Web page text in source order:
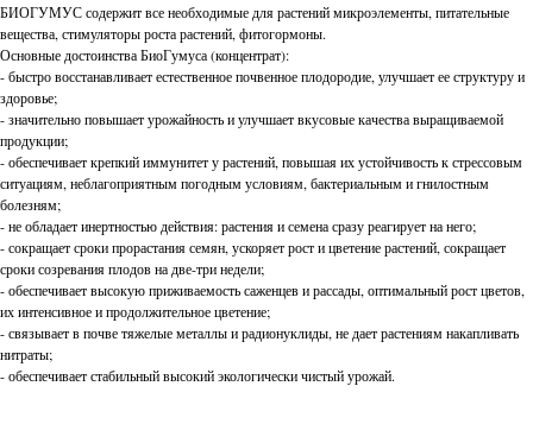
БИОГУМУС содержит все необходимые для растений микроэлементы, питательные
вещества, стимуляторы роста растений, фитогормоны.
Основные достоинства БиоГумуса (концентрат):
- быстро восстанавливает естественное почвенное плодородие, улучшает ее структуру и
здоровье;
- значительно повышает урожайность и улучшает вкусовые качества выращиваемой
продукции;
- обеспечивает крепкий иммунитет у растений, повышая их устойчивость к стрессовым
ситуациям, неблагоприятным погодным условиям, бактериальным и гнилостным
болезням;
- не обладает инертностью действия: растения и семена сразу реагирует на него;
- сокращает сроки прорастания семян, ускоряет рост и цветение растений, сокращает
сроки созревания плодов на две-три недели;
- обеспечивает высокую приживаемость саженцев и рассады, оптимальный рост цветов,
их интенсивное и продолжительное цветение;
- связывает в почве тяжелые металлы и радионуклиды, не дает растениям накапливать
нитраты;
- обеспечивает стабильный высокий экологически чистый урожай.